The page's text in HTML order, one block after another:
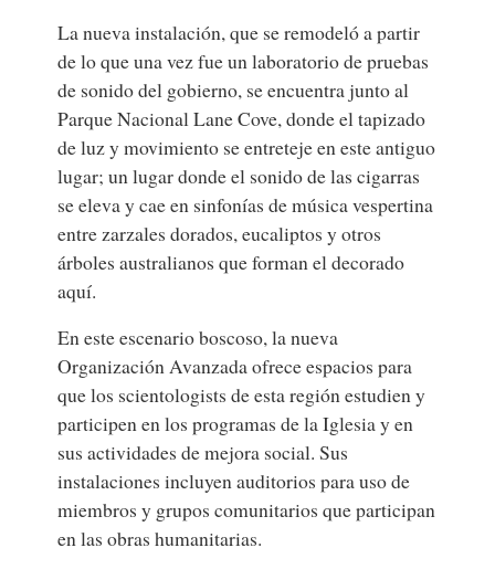
La nueva instalación, que se remodeló a partir
de lo que una vez fue un laboratorio de pruebas
de sonido del gobierno, se encuentra junto al
Parque Nacional Lane Cove, donde el tapizado
de luz y movimiento se entreteje en este antiguo
lugar; un lugar donde el sonido de las cigarras
se eleva y cae en sinfonías de música vespertina
entre zarzales dorados, eucaliptos y otros
árboles australianos que forman el decorado
aquí.
En este escenario boscoso, la nueva
Organización Avanzada ofrece espacios para
que los scientologists de esta región estudien y
participen en los programas de la Iglesia y en
sus actividades de mejora social. Sus
instalaciones incluyen auditorios para uso de
miembros y grupos comunitarios que participan
en las obras humanitarias.